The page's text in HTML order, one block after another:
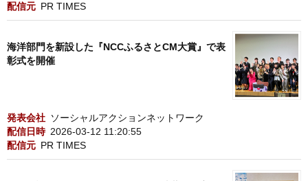
配信元 PR TIMES
海洋部門を新設した『NCCふるさとCM大賞』で表
彰式を開催
発表会社 ソーシャルアクションネットワーク
配信日時 2026-03-12 11:20:55
配信元 PR TIMES